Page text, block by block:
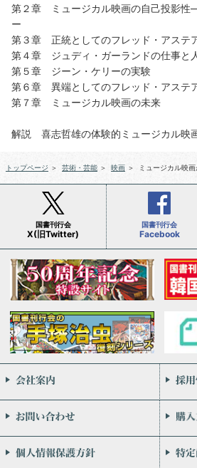
第２章 ミュージカル映画の自己投影性
ー
第３章 正統としてのフレッド・アステ
第４章 ジュディ・ガーランドの仕事と
第５章 ジーン・ケリーの実験
第６章 異端としてのフレッド・アステ
第７章 ミュージカル映画の未来
解説 喜志哲雄の体験的ミュージカル映
トップページ ＞ 芸術・芸能 ＞ 映画 ＞ ミュージカル映
国書刊行会
X(旧Twitter)
国書刊行会
Facebook
会社案内
お問い合
個人情報